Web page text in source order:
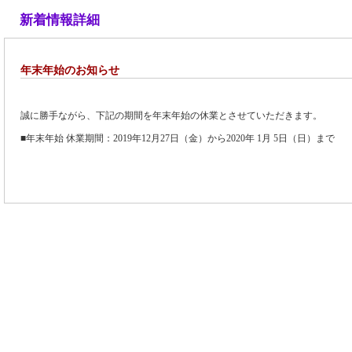
新着情報詳細
年末年始のお知らせ
誠に勝手ながら、下記の期間を年末年始の休業とさせていただきます。
■年末年始 休業期間：2019年12月27日（金）から2020年 1月 5日（日）まで